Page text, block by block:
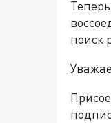
поиск